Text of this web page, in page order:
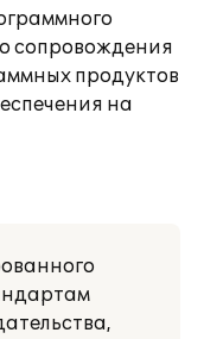
сопровождения
продуктов
на